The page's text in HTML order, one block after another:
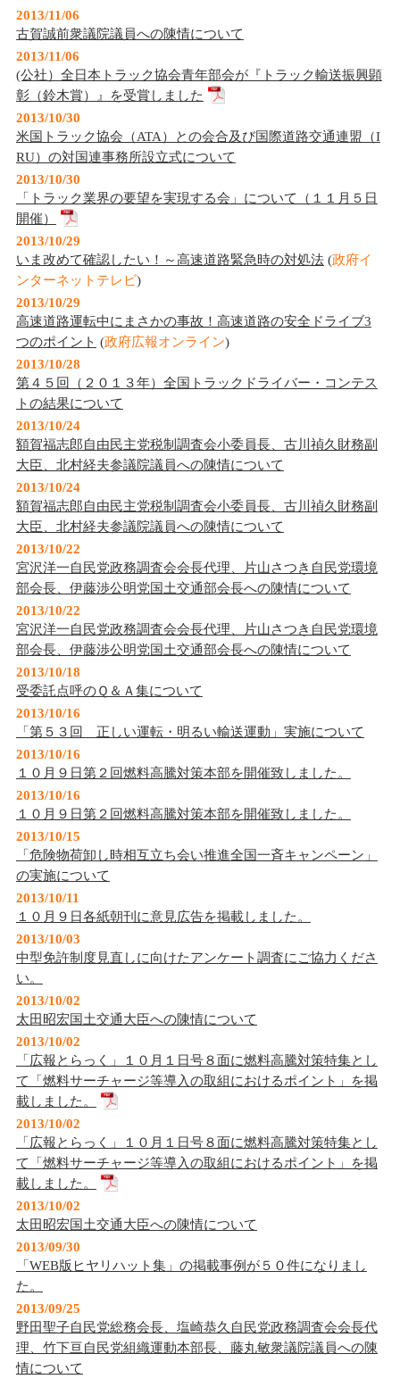
2013/11/06
古賀誠前衆議院議員への陳情について
2013/11/06
(公社）全日本トラック協会青年部会が『トラック輸送振興顕
彰（鈴木賞）』を受賞しました
2013/10/30
米国トラック協会（ATA）との会合及び国際道路交通連盟（I
RU）の対国連事務所設立式について
2013/10/30
「トラック業界の要望を実現する会」について（１１月５日
開催）
2013/10/29
いま改めて確認したい！～高速道路緊急時の対処法(政府イ
ンターネットテレビ)
2013/10/29
高速道路運転中にまさかの事故！高速道路の安全ドライブ3
つのポイント (政府広報オンライン)
2013/10/28
第４５回（２０１３年）全国トラックドライバー・コンテス
トの結果について
2013/10/24
額賀福志郎自由民主党税制調査会小委員長、古川禎久財務副
大臣、北村経夫参議院議員への陳情について
2013/10/24
額賀福志郎自由民主党税制調査会小委員長、古川禎久財務副
大臣、北村経夫参議院議員への陳情について
2013/10/22
宮沢洋一自民党政務調査会会長代理、片山さつき自民党環境
部会長、伊藤渉公明党国土交通部会長への陳情について
2013/10/22
宮沢洋一自民党政務調査会会長代理、片山さつき自民党環境
部会長、伊藤渉公明党国土交通部会長への陳情について
2013/10/18
受委託点呼のＱ＆Ａ集について
2013/10/16
「第５３回 正しい運転・明るい輸送運動」実施について
2013/10/16
１０月９日第２回燃料高騰対策本部を開催致しました。
2013/10/16
１０月９日第２回燃料高騰対策本部を開催致しました。
2013/10/15
「危険物荷卸し時相互立ち会い推進全国一斉キャンペーン」
の実施について
2013/10/11
１０月９日各紙朝刊に意見広告を掲載しました。
2013/10/03
中型免許制度見直しに向けたアンケート調査にご協力くださ
い。
2013/10/02
太田昭宏国土交通大臣への陳情について
2013/10/02
「広報とらっく」１０月１日号８面に燃料高騰対策特集とし
て「燃料サーチャージ等導入の取組におけるポイント」を掲
載しました。
2013/10/02
「広報とらっく」１０月１日号８面に燃料高騰対策特集とし
て「燃料サーチャージ等導入の取組におけるポイント」を掲
載しました。
2013/10/02
太田昭宏国土交通大臣への陳情について
2013/09/30
「WEB版ヒヤリハット集」の掲載事例が５０件になりまし
た。
2013/09/25
野田聖子自民党総務会長、塩崎恭久自民党政務調査会会長代
理、竹下亘自民党組織運動本部長、藤丸敏衆議院議員への陳
情について